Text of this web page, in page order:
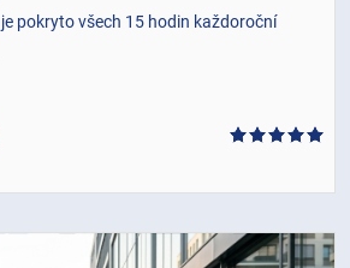
pokryto všech 15 hodin každoroční